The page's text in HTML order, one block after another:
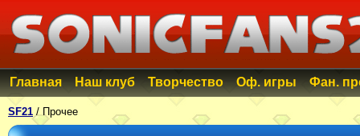
Главная Наш клуб Творчество Оф. игры Фан.
SF21 / Прочее